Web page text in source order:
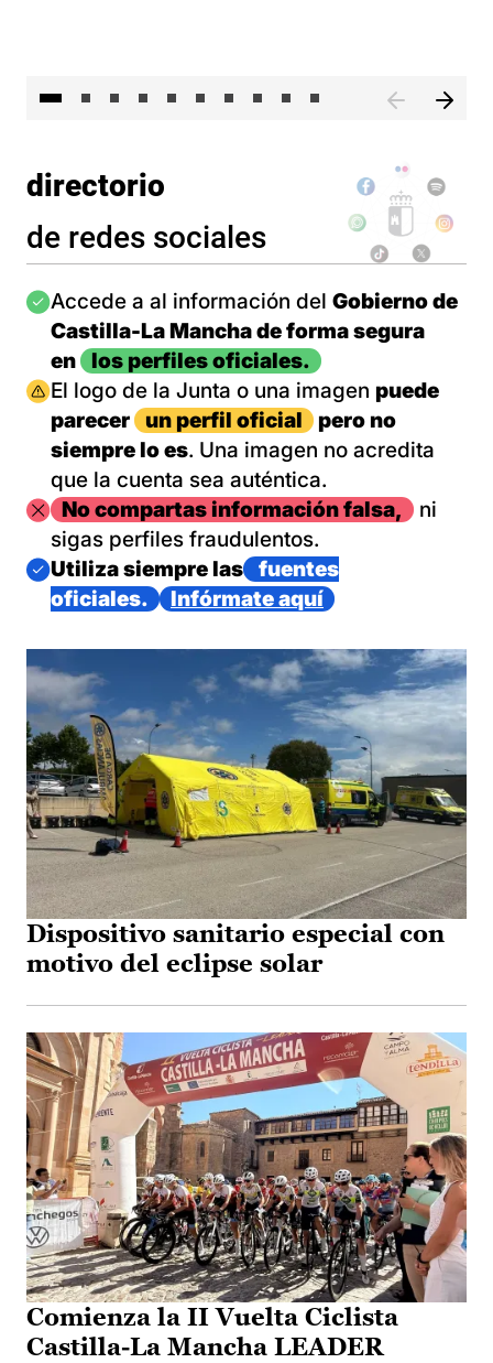
directorio
de redes sociales
Imagen
Accede a al información del Gobierno de
Castilla-La Mancha de forma segura
en
los perfiles oficiales.
Imagen
El logo de la Junta o una imagen puede
parecer
un perfil oficial
pero no
siempre lo es. Una imagen no acredita
que la cuenta sea auténtica.
ImagenNo compartas información falsa,
ni
sigas perfiles fraudulentos.
Imagen
Utiliza siempre las
fuentes
oficiales.
Infórmate aquí
Dispositivo sanitario especial con
motivo del eclipse solar
Comienza la II Vuelta Ciclista
Castilla-La Mancha LEADER